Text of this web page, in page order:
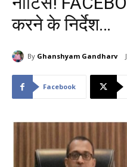
करने के निर्देश…
By Ghanshyam Gandharv
Facebook